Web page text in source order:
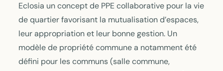
Eclosia un concept de PPE collaborative pour la vie
de quartier favorisant la mutualisation d’espaces,
leur appropriation et leur bonne gestion. Un
modèle de propriété commune a notamment été
défini pour les communs (salle commune,